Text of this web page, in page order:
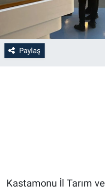
Paylaş
Kastamonu İl Tarım